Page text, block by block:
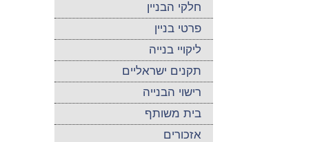
חלקי הבניין
פרטי בניין
ליקויי בנייה
תקנים ישראליים
רישוי הבנייה
בית משותף
אזכורים